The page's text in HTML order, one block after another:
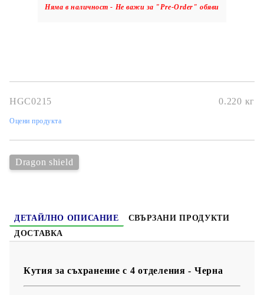
Няма в наличност - Не важи за "Pre-Order" обяви
HGC0215 0.220 кг
Оцени продукта
Dragon shield
ДЕТАЙЛНО ОПИСАНИЕ
СВЪРЗАНИ ПРОДУКТИ
ДОСТАВКА
Кутия за съхранение с 4 отделения - Черна